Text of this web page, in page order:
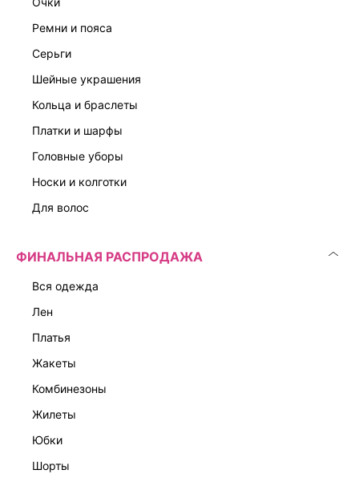
ремни и пояса
серьги
шейные украшения
кольца и браслеты
платки и шарфы
головные уборы
носки и колготки
для волос
ФИНАЛЬНАЯ РАСПРОДАЖА
вся одежда
лен
платья
жакеты
комбинезоны
жилеты
юбки
шорты